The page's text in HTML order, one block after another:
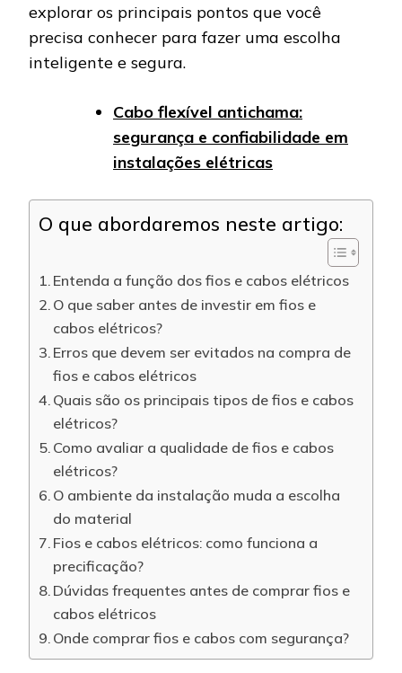
explorar os principais pontos que você
precisa conhecer para fazer uma escolha
inteligente e segura.
Cabo flexível antichama:
segurança e confiabilidade em
instalações elétricas
O que abordaremos neste artigo:
Entenda a função dos fios e cabos elétricos
O que saber antes de investir em fios e
cabos elétricos?
Erros que devem ser evitados na compra de
fios e cabos elétricos
Quais são os principais tipos de fios e cabos
elétricos?
Como avaliar a qualidade de fios e cabos
elétricos?
O ambiente da instalação muda a escolha
do material
Fios e cabos elétricos: como funciona a
precificação?
Dúvidas frequentes antes de comprar fios e
cabos elétricos
Onde comprar fios e cabos com segurança?